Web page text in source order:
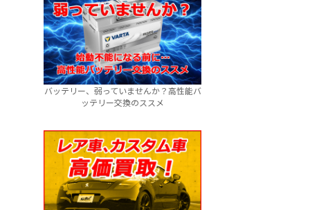
バッテリー、弱っていませんか？高性能バ
ッテリー交換のススメ